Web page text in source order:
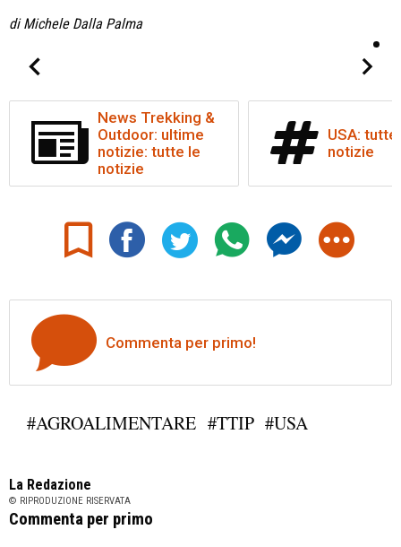
di Michele Dalla Palma
News Trekking &
Outdoor: ultime
notizie: tutte le
notizie
USA: tutte
notizie
Commenta per primo!
#AGROALIMENTARE #TTIP #USA
La Redazione
© RIPRODUZIONE RISERVATA
Commenta per primo